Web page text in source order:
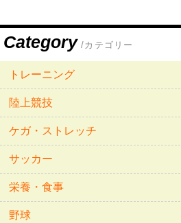
Category /カテゴリー
トレーニング
陸上競技
ケガ・ストレッチ
サッカー
栄養・食事
野球